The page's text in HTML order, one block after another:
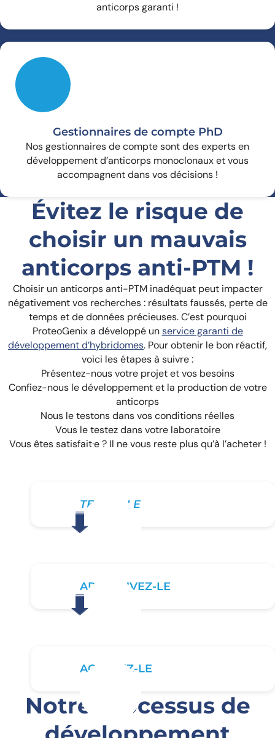
anticorps garanti !
Gestionnaires de compte PhD
Nos gestionnaires de compte sont des experts en
développement d’anticorps monoclonaux et vous
accompagnent dans vos décisions !
Évitez le risque de
choisir un mauvais
anticorps anti-PTM !
Choisir un anticorps anti-PTM inadéquat peut impacter
négativement vos recherches : résultats faussés, perte de
temps et de données précieuses. C’est pourquoi
ProteoGenix a développé unservice garanti de
développement d’hybridomes. Pour obtenir le bon réactif,
voici les étapes à suivre :
Présentez-nous votre projet et vos besoins
Confiez-nous le développement et la production de votre
anticorps
Nous le testons dans vos conditions réelles
Vous le testez dans votre laboratoire
Vous êtes satisfait·e ? Il ne vous reste plus qu’à l’acheter !
TESTEZ-LE
APPROUVEZ-LE
ACHETEZ-LE
Notre processus de